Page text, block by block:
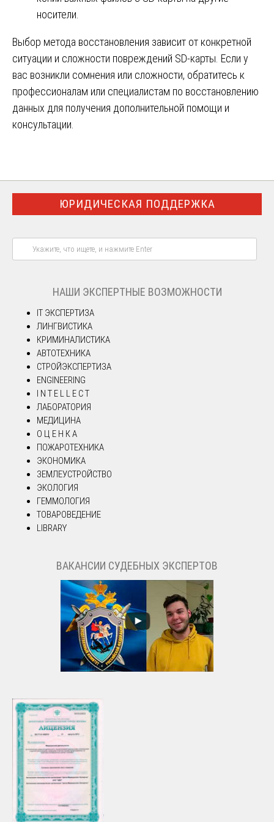
носители.
Выбор метода восстановления зависит от конкретной
ситуации и сложности повреждений SD-карты. Если у
вас возникли сомнения или сложности, обратитесь к
профессионалам или специалистам по восстановлению
данных для получения дополнительной помощи и
консультации.
ЮРИДИЧЕСКАЯ ПОДДЕРЖКА
НАШИ ЭКСПЕРТНЫЕ ВОЗМОЖНОСТИ
IT ЭКСПЕРТИЗА
ЛИНГВИСТИКА
КРИМИНАЛИСТИКА
АВТОТЕХНИКА
СТРОЙЭКСПЕРТИЗА
ENGINEERING
I N T E L L E C T
ЛАБОРАТОРИЯ
МЕДИЦИНА
О Ц Е Н К А
ПОЖАРОТЕХНИКА
ЭКОНОМИКА
ЗЕМЛЕУСТРОЙСТВО
ЭКОЛОГИЯ
ГЕММОЛОГИЯ
ТОВАРОВЕДЕНИЕ
LIBRARY
ВАКАНСИИ СУДЕБНЫХ ЭКСПЕРТОВ